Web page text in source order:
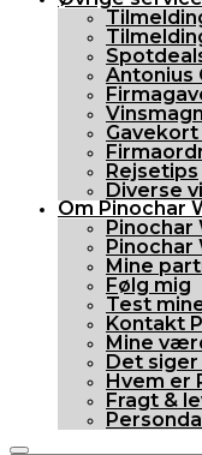
Antonius
Rejsetips
Diverse
Om Pinochar
Pinochar
Mine
Følg mig
Test
Kontakt
Mine
Det
Hvem er
Fragt &